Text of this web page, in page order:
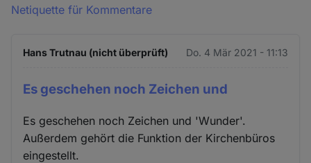
Netiquette für Kommentare
Hans Trutnau (nicht überprüft) Do. 4 Mär 2021 - 11:13
Es geschehen noch Zeichen und
Es geschehen noch Zeichen und 'Wunder'.
Außerdem gehört die Funktion der Kirchenbüros
eingestellt.